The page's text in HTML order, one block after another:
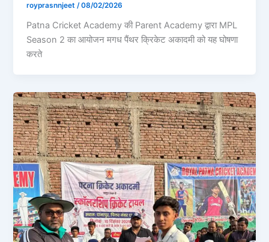
royprasnnjeet/08/02/2026
Patna Cricket Academy की Parent Academy द्वारा MPL
Season 2 का आयोजन मगध पैंथर क्रिकेट अकादमी को यह घोषणा
करते